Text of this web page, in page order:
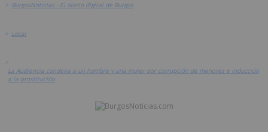
> BurgosNoticias - El diario digital de Burgos
> Local
>
La Audiencia condena a un hombre y una mujer por corrupción de menores e inducción
a la prostitución